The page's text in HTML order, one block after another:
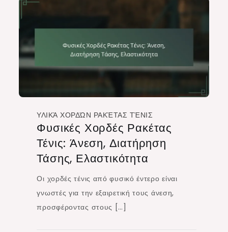
ΥΛΙΚΆ ΧΟΡΔΏΝ ΡΑΚΈΤΑΣ ΤΈΝΙΣ
Φυσικές Χορδές Ρακέτας
Τένις: Άνεση, Διατήρηση
Τάσης, Ελαστικότητα
Οι χορδές τένις από φυσικό έντερο είναι
γνωστές για την εξαιρετική τους άνεση,
προσφέροντας στους […]